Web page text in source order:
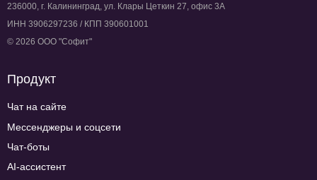
236000, г. Калининград, ул. Клары Цеткин 27, офис 3А
ИНН 3906297236 / КПП 390601001
© 2026 ООО "Софит"
Продукт
Чат на сайте
Мессенджеры и соцсети
Чат-боты
AI-ассистент